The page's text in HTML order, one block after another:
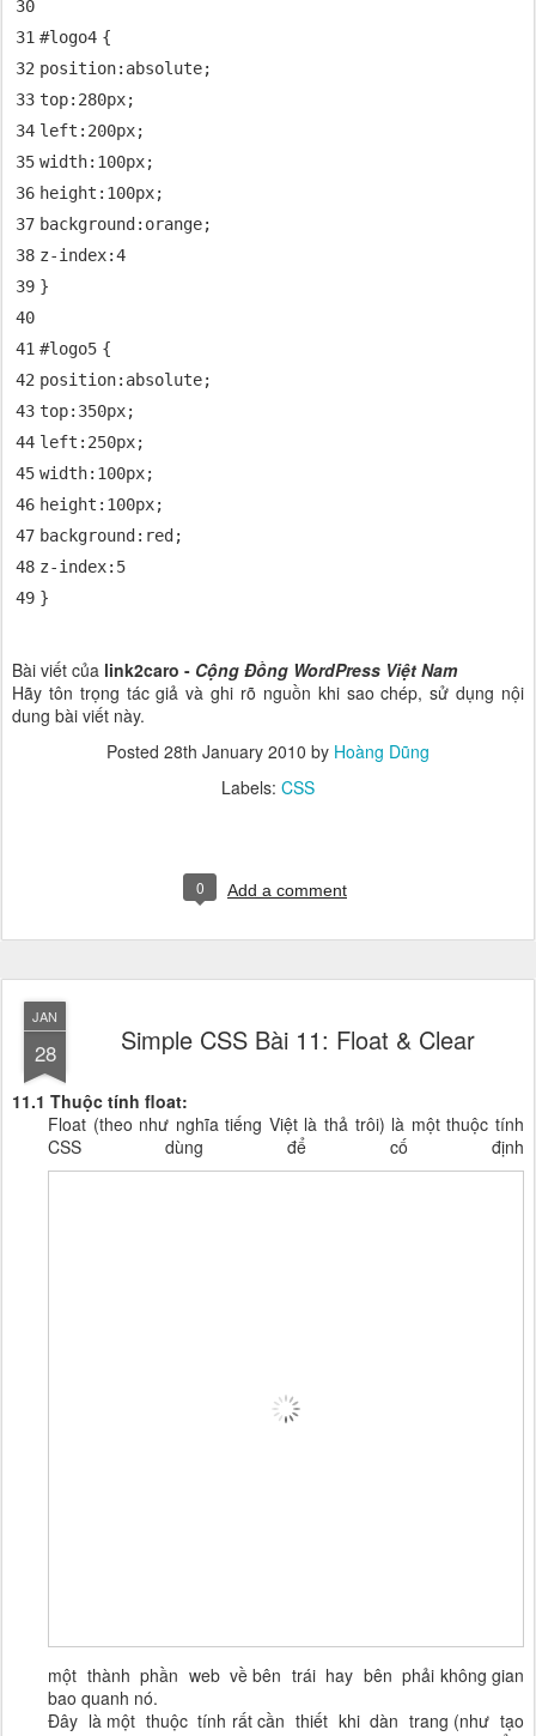
30
31 #logo4 {
32 position: absolute;
33 top: 280px;
34 left : 200px;
35 width: 100px;
36 height : 100px;
37 background :orange;
38 z-index:4
39 }
40
41 #logo5 {
42 position: absolute;
43 top: 350px;
44 left : 250px;
45 width: 100px;
46 height : 100px;
47 background : red ;
48 z-index: 5
49 }
Bài viết của link2caro - Cộng Đồng WordPress Việt Nam
Hãy tôn trọng tác giả và ghi rõ nguồn khi sao chép, sử dụng nội
dung bài viết này.
Posted 28th January 2010 by Hoàng Dũng
Labels: CSS
0 Add a comment
JAN
28 Simple CSS Bài 11: Float & Clear
11.1 Thuộc tính float:
Float (theo như nghĩa tiếng Việt là thả trôi) là một thuộc tính
CSS dùng để cố định
một thành phần web về bên trái hay bên phải không gian
bao quanh nó.
Đây là một thuộc tính rất cần thiết khi dàn trang (như tạo